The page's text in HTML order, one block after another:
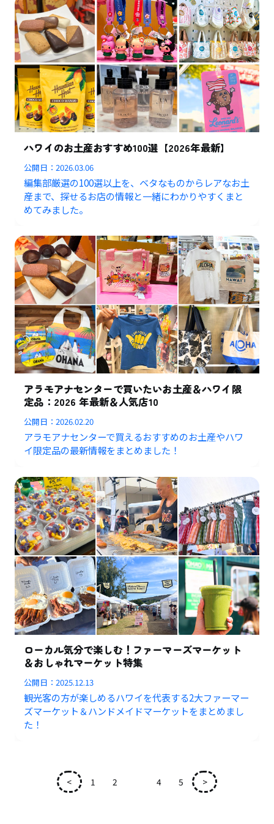
ハワイのお土産おすすめ100選【2026年最新】
公開日：2026.03.06
編集部厳選の100選以上を、ベタなものからレアなお土
産まで、探せるお店の情報と一緒にわかりやすくまと
めてみました。
アラモアナセンターで買いたいお土産＆ハワイ限
定品：2026 年最新＆人気店10
公開日：2026.02.20
アラモアナセンターで買えるおすすめのお土産やハワ
イ限定品の最新情報をまとめました！
ローカル気分で楽しむ！ファーマーズマーケット
＆おしゃれマーケット特集
公開日：2025.12.13
観光客の方が楽しめるハワイを代表する2大ファーマー
ズマーケット＆ハンドメイドマーケットをまとめまし
た！
< 1 2 4 5 >